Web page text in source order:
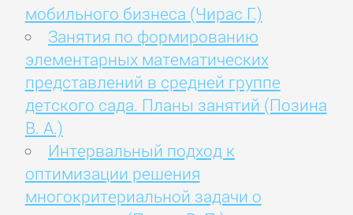
мобильного бизнеса (Чирас Г.)
Занятия по формированию
элементарных математических
представлений в средней группе
детского сада. Планы занятий (Позина
В. А.)
Интервальный подход к
оптимизации решения
многокритериальной задачи о